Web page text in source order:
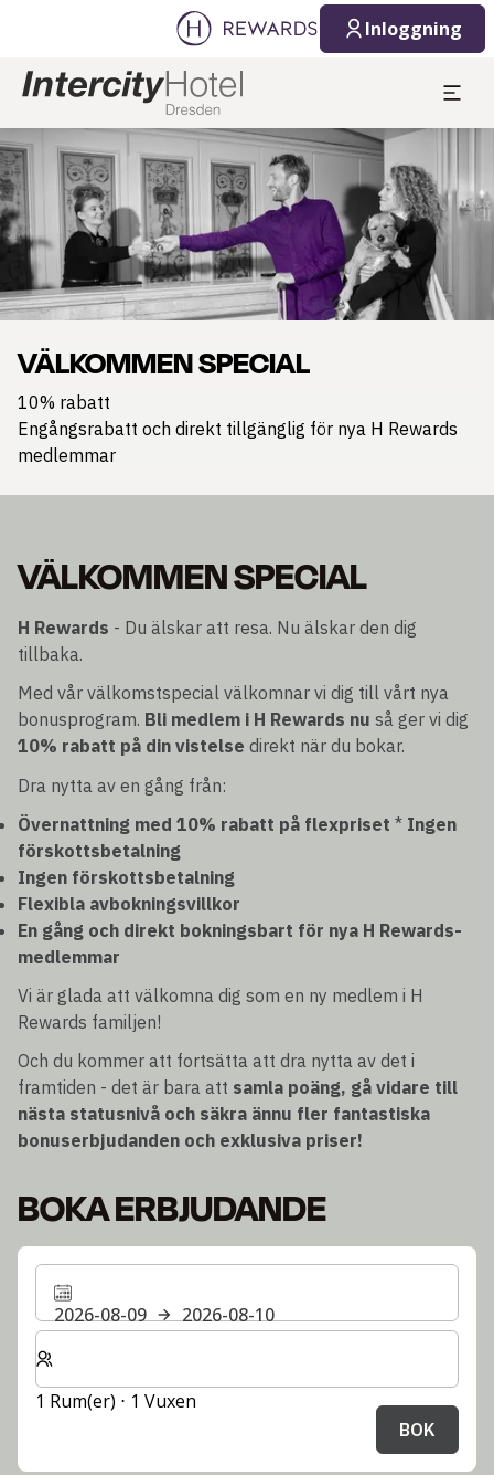
Inloggning
Bild 1 av 1
VÄLKOMMEN SPECIAL
10% rabatt
Engångsrabatt och direkt tillgänglig för nya H Rewards
medlemmar
VÄLKOMMEN SPECIAL
H Rewards - Du älskar att resa. Nu älskar den dig
tillbaka.
Med vår välkomstspecial välkomnar vi dig till vårt nya
bonusprogram. Bli medlem i H Rewards nu så ger vi dig
10% rabatt på din vistelse direkt när du bokar.
Dra nytta av en gång från:
Övernattning med 10% rabatt på flexpriset * Ingen
förskottsbetalning
Ingen förskottsbetalning
Flexibla avbokningsvillkor
En gång och direkt bokningsbart för nya H Rewards-
medlemmar
Vi är glada att välkomna dig som en ny medlem i H
Rewards familjen!
Och du kommer att fortsätta att dra nytta av det i
framtiden - det är bara att samla poäng, gå vidare till
nästa statusnivå och säkra ännu fler fantastiska
bonuserbjudanden och exklusiva priser!
BOKA ERBJUDANDE
2026-08-09
2026-08-10
Välj antal rum och gäster för din vistelse
1 Rum(er) ⋅ 1 Vuxen
BOK